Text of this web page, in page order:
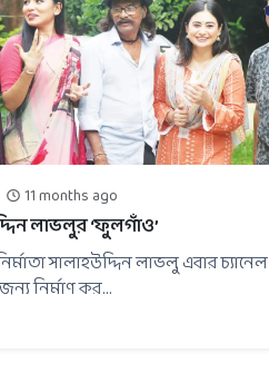
11 months ago
লাভলুর ‘ফুলগাঁও’
সালাহউদ্দিন লাভলু এবার চ্যানেল
নির্মাণ কর...